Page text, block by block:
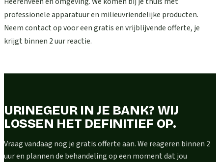
professionele apparatuur en milieuvriendelijke producten.
Neem contact op voor een gratis en vrijblijvende offerte, je
krijgt binnen 2 uur reactie.
URINEGEUR IN JE BANK? WIJ
LOSSEN HET DEFINITIEF OP.
Vraag vandaag nog je gratis offerte aan. We reageren binnen 2
uur en plannen de behandeling op een moment dat jou